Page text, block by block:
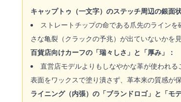
キャップトゥ（一文字）のステッチ周辺の銀面
ストレートチップの命である爪先のライン
さな亀裂（クラックの予兆）が出ていないかを見
百貨店向けカーフの「瑞々しさ」と「厚み」：
直営店モデルよりもしなやかな革が使われ
表面をワックスで塗り潰さず、革本来の質感が
ライニング（内張）の「ブランドロゴ」と「モ